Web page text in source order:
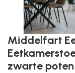
Middelfart
zwarte poten